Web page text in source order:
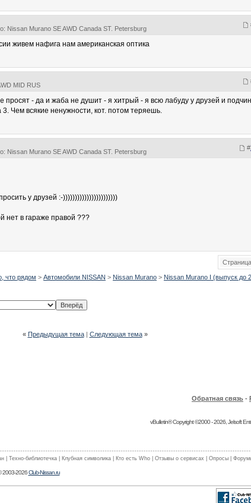
Nissan Murano SE AWD Canada ST. Petersburg
живем нафига нам американская оптика
MID RUS
просят - да и жаба не душит - я хитрый - я всю лабуду у друзей и
Чем всякие ненужности, кот. потом теряешь.
Nissan Murano SE AWD Canada ST. Petersburg
#
у друзей :-)))))))))))))))))))))))
нет в гараже правой ???
что рядом > Автомобили NISSAN > Nissan Murano > Nissan Murano I (выпуск до
« Предыдущая тема| Следующая тема »
Обратная связь -
vBulletin® Copyright ©2000 - 2026, Jelsoft
Техно-библиотечка Клубная символика Кто есть Who Отзывы о сервисах Опросы
2003-2026Club-Nissan.ru